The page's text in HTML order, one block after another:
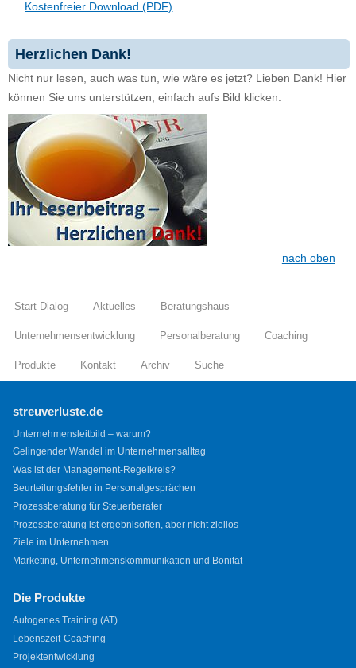
Kostenfreier Download (PDF)
Herzlichen Dank!
Nicht nur lesen, auch was tun, wie wäre es jetzt? Lieben Dank! Hier
können Sie uns unterstützen, einfach aufs Bild klicken.
nach oben
Start Dialog Aktuelles Beratungshaus
Unternehmensentwicklung Personalberatung Coaching
Produkte Kontakt Archiv Suche
streuverluste.de
Unternehmensleitbild – warum?
Gelingender Wandel im Unternehmensalltag
Was ist der Management-Regelkreis?
Beurteilungsfehler in Personalgesprächen
Prozessberatung für Steuerberater
Prozessberatung ist ergebnisoffen, aber nicht ziellos
Ziele im Unternehmen
Marketing, Unternehmenskommunikation und Bonität
Die Produkte
Autogenes Training (AT)
Lebenszeit-Coaching
Projektentwicklung